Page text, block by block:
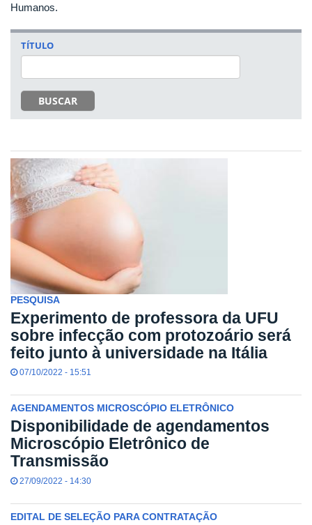
Humanos.
TÍTULO
BUSCAR
PESQUISA
Experimento de professora da UFU
sobre infecção com protozoário será
feito junto à universidade na Itália
07/10/2022 - 15:51
AGENDAMENTOS MICROSCÓPIO ELETRÔNICO
Disponibilidade de agendamentos
Microscópio Eletrônico de
Transmissão
27/09/2022 - 14:30
EDITAL DE SELEÇÃO PARA CONTRATAÇÃO